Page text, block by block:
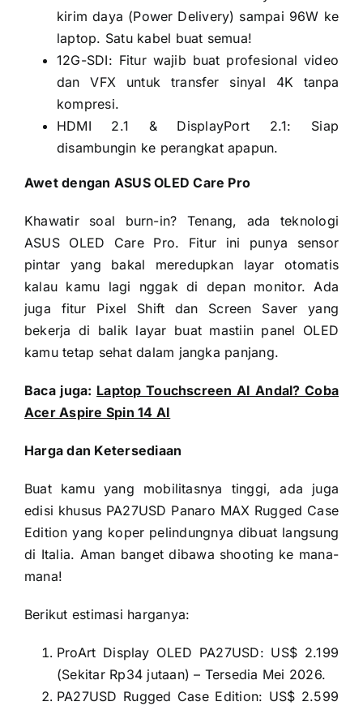
kirim daya (Power Delivery) sampai 96W ke
laptop. Satu kabel buat semua!
12G-SDI: Fitur wajib buat profesional video
dan VFX untuk transfer sinyal 4K tanpa
kompresi.
HDMI 2.1 & DisplayPort 2.1: Siap
disambungin ke perangkat apapun.
Awet dengan ASUS OLED Care Pro
Khawatir soal burn-in? Tenang, ada teknologi
ASUS OLED Care Pro. Fitur ini punya sensor
pintar yang bakal meredupkan layar otomatis
kalau kamu lagi nggak di depan monitor. Ada
juga fitur Pixel Shift dan Screen Saver yang
bekerja di balik layar buat mastiin panel OLED
kamu tetap sehat dalam jangka panjang.
Baca juga: Laptop Touchscreen AI Andal? Coba
Acer Aspire Spin 14 AI
Harga dan Ketersediaan
Buat kamu yang mobilitasnya tinggi, ada juga
edisi khusus PA27USD Panaro MAX Rugged Case
Edition yang koper pelindungnya dibuat langsung
di Italia. Aman banget dibawa shooting ke mana-
mana!
Berikut estimasi harganya:
ProArt Display OLED PA27USD: US$ 2.199
(Sekitar Rp34 jutaan) – Tersedia Mei 2026.
PA27USD Rugged Case Edition: US$ 2.599